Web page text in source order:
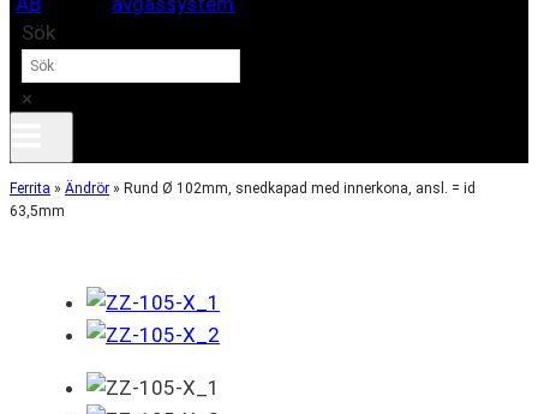
Sök
×
Ferrita » Ändrör » Rund Ø 102mm, snedkapad med innerkona, ansl. = id
63,5mm